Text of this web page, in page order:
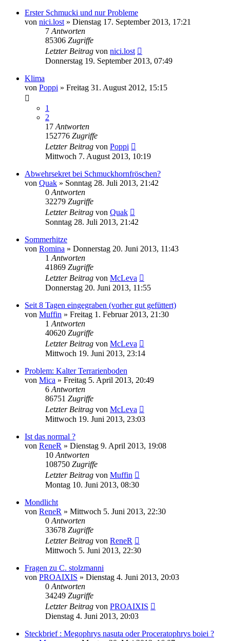
Erster Schmucki und nur Probleme
von nici.lost » Dienstag 17. September 2013, 17:21
7 Antworten
85306 Zugriffe
Letzter Beitrag von nici.lost
Donnerstag 19. September 2013, 07:49
Klima
von Poppi » Freitag 31. August 2012, 15:15
1
2
17 Antworten
152776 Zugriffe
Letzter Beitrag von Poppi
Mittwoch 7. August 2013, 10:19
Abwehrsekret bei Schmuckhornfröschen?
von Quak » Sonntag 28. Juli 2013, 21:42
0 Antworten
32279 Zugriffe
Letzter Beitrag von Quak
Sonntag 28. Juli 2013, 21:42
Sommerhitze
von Romina » Donnerstag 20. Juni 2013, 11:43
1 Antworten
41869 Zugriffe
Letzter Beitrag von McLeva
Donnerstag 20. Juni 2013, 11:55
Seit 8 Tagen eingegraben (vorher gut gefüttert)
von Muffin » Freitag 1. Februar 2013, 21:30
1 Antworten
40620 Zugriffe
Letzter Beitrag von McLeva
Mittwoch 19. Juni 2013, 23:14
Problem: Kalter Terrarienboden
von Mica » Freitag 5. April 2013, 20:49
6 Antworten
86751 Zugriffe
Letzter Beitrag von McLeva
Mittwoch 19. Juni 2013, 23:03
Ist das normal ?
von ReneR » Dienstag 9. April 2013, 19:08
10 Antworten
108750 Zugriffe
Letzter Beitrag von Muffin
Montag 10. Juni 2013, 08:30
Mondlicht
von ReneR » Mittwoch 5. Juni 2013, 22:30
0 Antworten
33678 Zugriffe
Letzter Beitrag von ReneR
Mittwoch 5. Juni 2013, 22:30
Fragen zu C. stolzmanni
von PROAIXIS » Dienstag 4. Juni 2013, 20:03
0 Antworten
34249 Zugriffe
Letzter Beitrag von PROAIXIS
Dienstag 4. Juni 2013, 20:03
Steckbrief : Megophrys nasuta oder Proceratophrys boiei ?